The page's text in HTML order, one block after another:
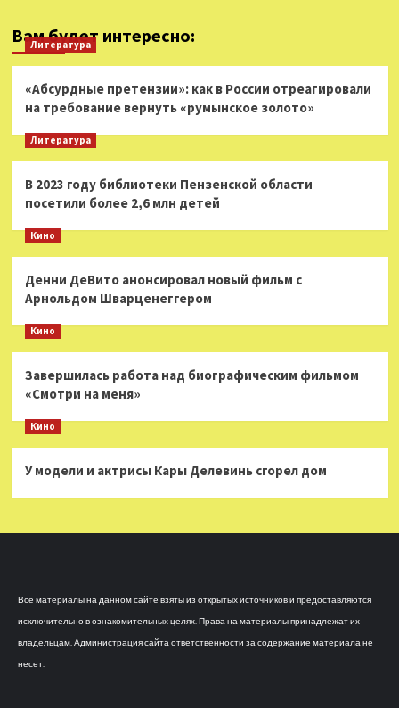
Вам будет интересно:
Литература
«Абсурдные претензии»: как в России отреагировали
на требование вернуть «румынское золото»
Литература
В 2023 году библиотеки Пензенской области
посетили более 2,6 млн детей
Кино
Денни ДеВито анонсировал новый фильм с
Арнольдом Шварценеггером
Кино
Завершилась работа над биографическим фильмом
«Смотри на меня»
Кино
У модели и актрисы Кары Делевинь сгорел дом
Все материалы на данном сайте взяты из открытых источников и предоставляются
исключительно в ознакомительных целях. Права на материалы принадлежат их
владельцам. Администрация сайта ответственности за содержание материала не
несет.